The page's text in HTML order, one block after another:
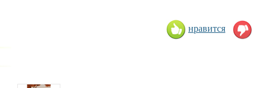
нравится